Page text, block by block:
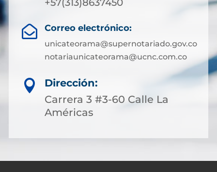
+57(313)8637450
 Correo electrónico:
unicateorama@supernotariado.gov.co
notariaunicateorama@ucnc.com.co

Dirección:
Carrera 3 #3-60 Calle La
Américas